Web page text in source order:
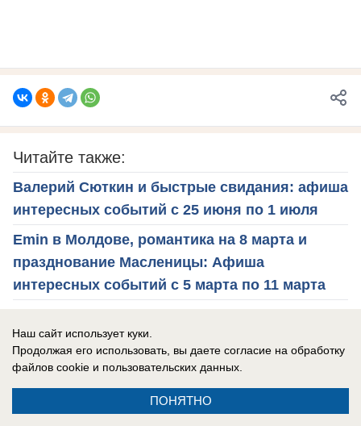
Читайте также:
Валерий Сюткин и быстрые свидания: афиша
интересных событий с 25 июня по 1 июля
Emin в Молдове, романтика на 8 марта и
празднование Масленицы: Афиша
интересных событий с 5 марта по 11 марта
выставка «Сделано в Молдове» - афиша
интересных событий недели
Наш сайт использует куки.
Продолжая его использовать, вы даете согласие на обработку
файлов cookie и пользовательских данных.
ПОНЯТНО